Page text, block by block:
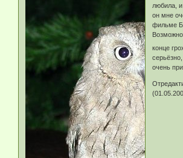
любила,
он мне
фильме
конце
очень